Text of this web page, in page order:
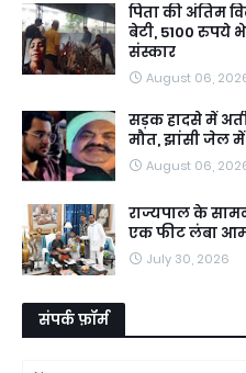
पिता की अंतिम
बेटी, 5100 रुपये
संस्कार
August 06,
सड़क हादसे में
मौत, झांसी जेल में
August 06,
राज्यपाल के
एक फीट लंबा आम
July 30, 2026
संपर्क फ़ॉर्म